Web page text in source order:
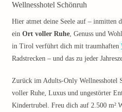
Wellnesshotel Schönruh
Hier atmet deine Seele auf – inmitten
ein Ort voller Ruhe, Genuss und
in Tirol verführt dich mit traumhaften
Radstrecken – und das zu jeder
Zurück im Adults-Only Wellnesshotel
voller Ruhe, Luxus und ungestörter
Kindertrubel. Freu dich auf 2.500 m²